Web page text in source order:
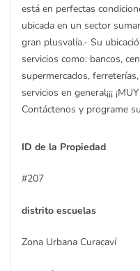
está en perfectas
ubicada en un sector
gran plusvalía.- Su
servicios como: bancos,
supermercados,
servicios en general¡¡¡
Contáctenos y programe su
ID de la Propiedad
#207
distrito escuelas
Zona Urbana Curacaví